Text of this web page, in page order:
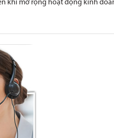
khi mở rộng hoạt động kinh